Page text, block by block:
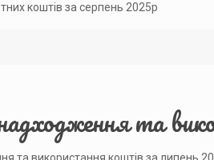
коштів за серпень 2025р
та